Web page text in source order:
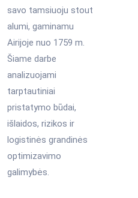
savo tamsiuoju stout
alumi, gaminamu
Airijoje nuo 1759 m.
Šiame darbe
analizuojami
tarptautiniai
pristatymo būdai,
išlaidos, rizikos ir
logistinės grandinės
optimizavimo
galimybės.